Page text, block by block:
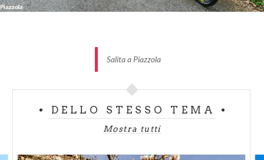
Salita a Piazzola
DELLO STESSO TEMA
Mostra tutti